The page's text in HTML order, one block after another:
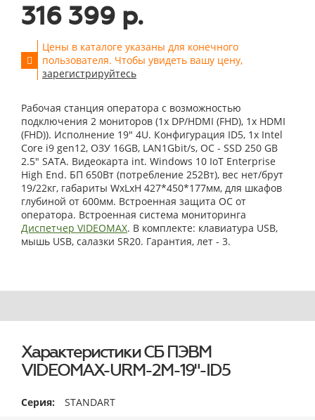
316 399 р.
Цены в каталоге указаны для конечного
пользователя. Чтобы увидеть вашу цену,
зарегистрируйтесь
Рабочая станция оператора с возможностью
подключения 2 мониторов (1x DP/HDMI (FHD), 1x HDMI
(FHD)). Исполнение 19" 4U. Конфигурация ID5, 1x Intel
Core i9 gen12, ОЗУ 16GB, LAN1Gbit/s, ОС - SSD 250 GB
2.5" SATA. Видеокарта int. Windows 10 IoT Enterprise
High End. БП 650Вт (потребление 252Вт), вес нет/брут
19/22кг, габариты WxLxH 427*450*177мм, для шкафов
глубиной от 600мм. Встроенная защита ОС от
оператора. Встроенная система мониторинга
Диспетчер VIDEOMAX. В комплекте: клавиатура USB,
мышь USB, салазки SR20. Гарантия, лет - 3.
Характеристики СБ ПЭВМ
VIDEOMAX-URM-2M-19"-ID5
Серия STANDART